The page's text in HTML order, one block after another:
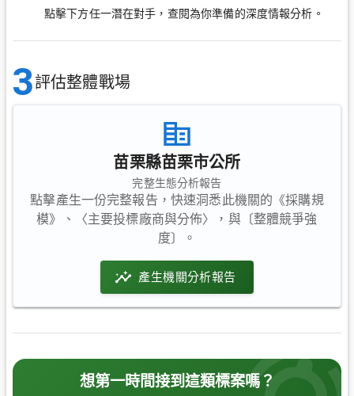
點擊下方任一潛在對手，查閱為你準備的深度情報分析。
3評估整體戰場
苗栗縣苗栗市公所
完整生態分析報告
點擊產生一份完整報告，快速洞悉此機關的《採購規
模》、〈主要投標廠商與分佈〉，與〔整體競爭強
度〕。
產生機關分析報告
想第一時間接到這類標案嗎？